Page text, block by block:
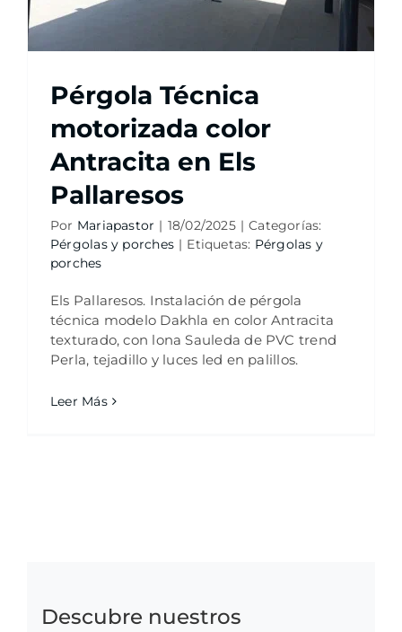
Pérgola Técnica
motorizada color
Antracita en Els
Pallaresos
Por Mariapastor | 18/02/2025 | Categorías:
Pérgolas y porches | Etiquetas: Pérgolas y
porches
Els Pallaresos. Instalación de pérgola
técnica modelo Dakhla en color Antracita
texturado, con lona Sauleda de PVC trend
Perla, tejadillo y luces led en palillos.
Leer Más
Descubre nuestros